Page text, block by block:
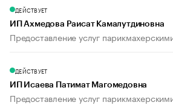
ДЕЙСТВУЕТ
ИП Ахмедова Раисат Камалутдиновна
Предоставление услуг
ДЕЙСТВУЕТ
ИП Исаева Патимат Магомедовна
Предоставление услуг